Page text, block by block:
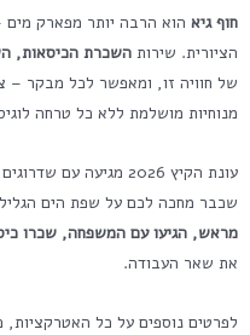
חוף גיא הוא הרבה יותר מפארק
הציורית. שירות השכרת הכיסאות,
של חוויה זו, ומאפשר לכל מבקר –
מנוחיות מושלמת ללא כל טרחה
עונת הקיץ 2026
שכבר מחכה לכם על שפת הים
מראש, הגיעו עם המשפחה, שכרו
את שאר העבודה.
לפרטים נוספים על כל האטרקציות,